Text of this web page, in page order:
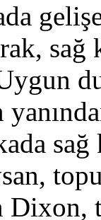
sağ
Dixon,